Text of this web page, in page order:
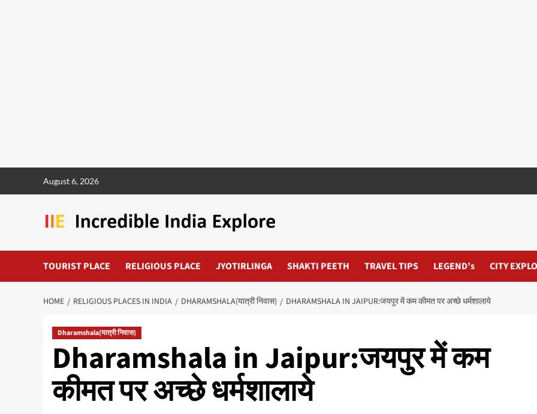
August 6, 2026
TOURIST PLACE RELIGIOUS PLACE JYOTIRLINGA SHAKTI PEETH TRAVEL TIPS LEGEND’s CITY
HOME RELIGIOUS PLACES IN INDIA DHARAMSHALA(यात्री निवास) DHARAMSHALA IN JAIPUR:जयपुर में कम कीमत पर अच्छे धर्मशालाये
Dharamshala(यात्री निवास)
Dharamshala in Jaipur:जयपुर में कम
कीमत पर अच्छे धर्मशालाये